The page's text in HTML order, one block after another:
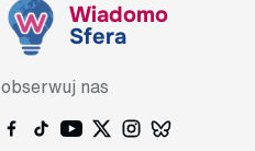
Wiadomo
Sfera
obserwuj nas